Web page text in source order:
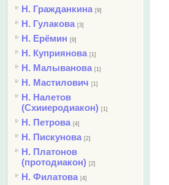
Н. Гражданкина [9]
Н. Гулакова [3]
Н. Ерёмин [9]
Н. Куприянова [1]
Н. Малыванова [1]
Н. Мастилович [1]
Н. Налетов
(Схииеродиакон) [1]
Н. Петрова [4]
Н. Пискунова [2]
Н. Платонов
(протодиакон) [2]
Н. Филатова [4]